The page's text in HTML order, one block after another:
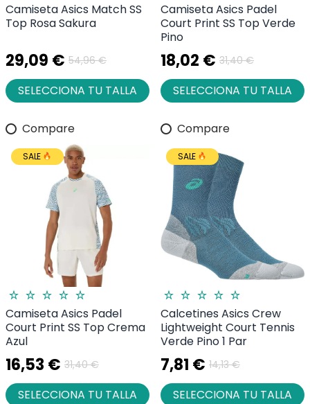
Camiseta Asics Match SS
Top Rosa Sakura
29,09 € 54,96 €
SELECCIONA TU TALLA
Camiseta Asics Padel
Court Print SS Top Verde
Pino
18,02 € 31,40 €
SELECCIONA TU TALLA
Compare
SALE
Camiseta Asics Padel
Court Print SS Top Crema
Azul
16,53 € 31,40 €
SELECCIONA TU TALLA
Compare
SALE
Calcetines Asics Crew
Lightweight Court Tennis
Verde Pino 1 Par
7,81 € 14,13 €
SELECCIONA TU TALLA